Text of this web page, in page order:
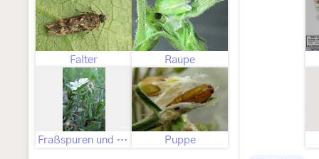
Falter Raupe
Fraßspuren und Befallsbild Puppe